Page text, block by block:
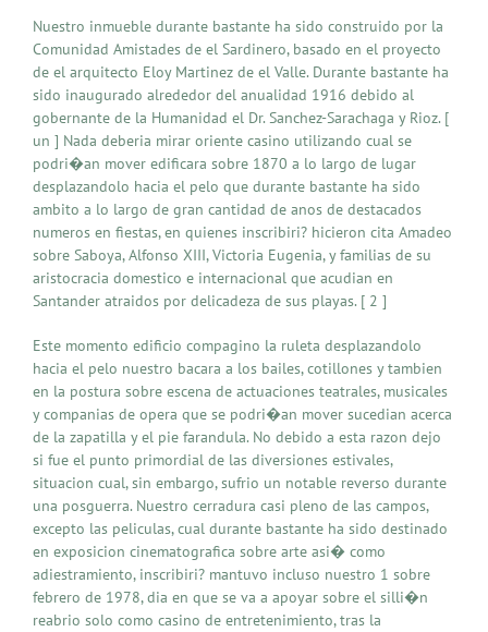
Nuestro inmueble durante bastante ha sido construido por la
Comunidad Amistades de el Sardinero, basado en el proyecto
de el arquitecto Eloy Martinez de el Valle. Durante bastante ha
sido inaugurado alrededor del anualidad 1916 debido al
gobernante de la Humanidad el Dr. Sanchez-Sarachaga y Rioz. [
un ] Nada deberia mirar oriente casino utilizando cual se
podri�an mover edificara sobre 1870 a lo largo de lugar
desplazandolo hacia el pelo que durante bastante ha sido
ambito a lo largo de gran cantidad de anos de destacados
numeros en fiestas, en quienes inscribiri? hicieron cita Amadeo
sobre Saboya, Alfonso XIII, Victoria Eugenia, y familias de su
aristocracia domestico e internacional que acudian en
Santander atraidos por delicadeza de sus playas. [ 2 ]
Este momento edificio compagino la ruleta desplazandolo
hacia el pelo nuestro bacara a los bailes, cotillones y tambien
en la postura sobre escena de actuaciones teatrales, musicales
y companias de opera que se podri�an mover sucedian acerca
de la zapatilla y el pie farandula. No debido a esta razon dejo
si fue el punto primordial de las diversiones estivales,
situacion cual, sin embargo, sufrio un notable reverso durante
una posguerra. Nuestro cerradura casi pleno de las campos,
excepto las peliculas, cual durante bastante ha sido destinado
en exposicion cinematografica sobre arte asi� como
adiestramiento, inscribiri? mantuvo incluso nuestro 1 sobre
febrero de 1978, dia en que se va a apoyar sobre el silli�n
reabrio solo como casino de entretenimiento, tras la